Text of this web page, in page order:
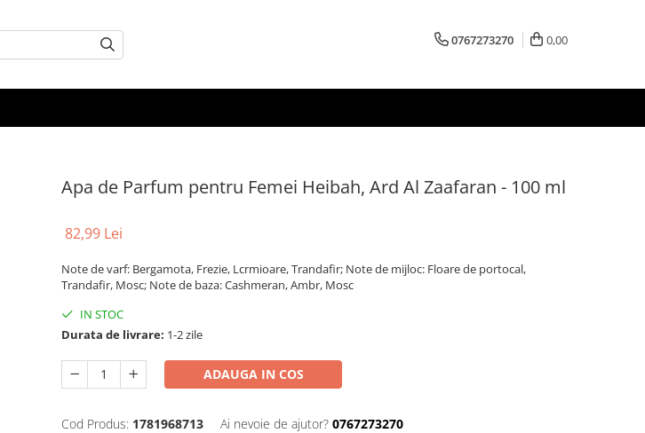
0767273270 0,00
Apa de Parfum pentru Femei Heibah, Ard Al Zaafaran - 100 ml
82,99 Lei
Note de varf: Bergamota, Frezie, Lcrmioare, Trandafir; Note de mijloc: Floare de portocal,
Trandafir, Mosc; Note de baza: Cashmeran, Ambr, Mosc
IN STOC
Durata de livrare: 1-2 zile
ADAUGA IN COS
Cod Produs: 1781968713 Ai nevoie de ajutor? 0767273270